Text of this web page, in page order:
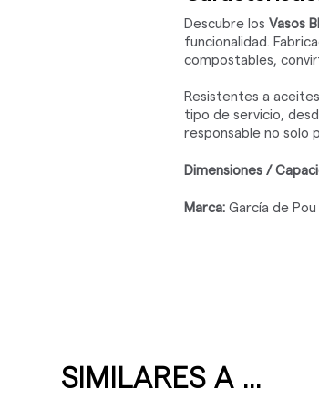
Descubre los Vasos
funcionalidad.
compostables,
Resistentes a
tipo de servicio,
responsable no solo
Dimensiones /
Marca:García de Pou
SIMILARES A ...